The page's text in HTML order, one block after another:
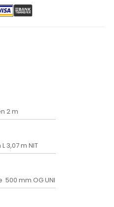
2 m
3,07 m NIT
500 mm OG UNI